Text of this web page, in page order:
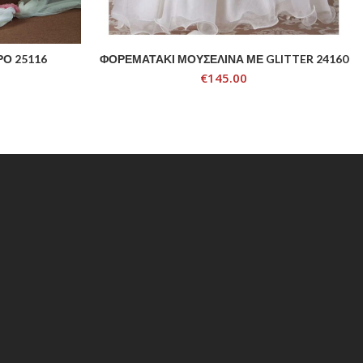
25116 ADD TO CART
ΦΟΡΕΜΑΤΑΚΙ ΜΟΥΣΕΛΙΝΑ ΜΕ GLITTER 24160
€145.00